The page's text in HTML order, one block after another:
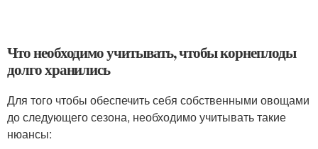
Что необходимо учитывать, чтобы корнеплоды
долго хранились
Для того чтобы обеспечить себя собственными овощами
до следующего сезона, необходимо учитывать такие
нюансы: